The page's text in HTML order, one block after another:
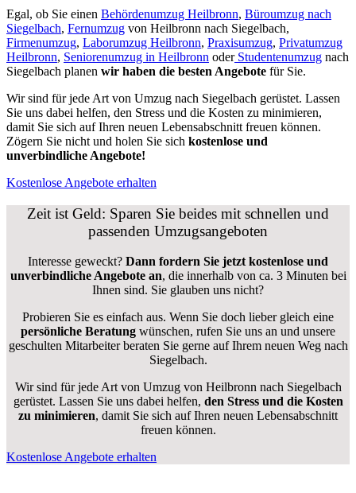
Egal, ob Sie einen Behördenumzug Heilbronn, Büroumzug nach
Siegelbach, Fernumzug von Heilbronn nach Siegelbach,
Firmenumzug, Laborumzug Heilbronn, Praxisumzug, Privatumzug
Heilbronn, Seniorenumzug in Heilbronn oderStudentenumzug nach
Siegelbach planen wir haben die besten Angebote für Sie.
Wir sind für jede Art von Umzug nach Siegelbach gerüstet. Lassen
Sie uns dabei helfen, den Stress und die Kosten zu minimieren,
damit Sie sich auf Ihren neuen Lebensabschnitt freuen können.
Zögern Sie nicht und holen Sie sich kostenlose und
unverbindliche Angebote!
Kostenlose Angebote erhalten
Zeit ist Geld: Sparen Sie beides mit schnellen und
passenden Umzugsangeboten
Interesse geweckt? Dann fordern Sie jetzt kostenlose und
unverbindliche Angebote an, die innerhalb von ca. 3 Minuten bei
Ihnen sind. Sie glauben uns nicht?
Probieren Sie es einfach aus. Wenn Sie doch lieber gleich eine
persönliche Beratung wünschen, rufen Sie uns an und unsere
geschulten Mitarbeiter beraten Sie gerne auf Ihrem neuen Weg nach
Siegelbach.
Wir sind für jede Art von Umzug von Heilbronn nach Siegelbach
gerüstet. Lassen Sie uns dabei helfen, den Stress und die Kosten
zu minimieren, damit Sie sich auf Ihren neuen Lebensabschnitt
freuen können.
Kostenlose Angebote erhalten